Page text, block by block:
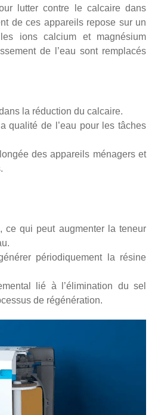
lutter contre le calcaire dans
de ces appareils repose sur un
ions calcium et magnésium
de l’eau sont remplacés
la réduction du calcaire.
qualité de l’eau pour les tâches
des appareils ménagers et
ce qui peut augmenter la teneur
périodiquement la résine
lié à l’élimination du sel
de régénération.